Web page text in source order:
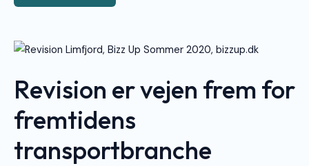
Revision er vejen frem for
fremtidens
transportbranche
Revision
Er
Fremtidens
Transportbranche